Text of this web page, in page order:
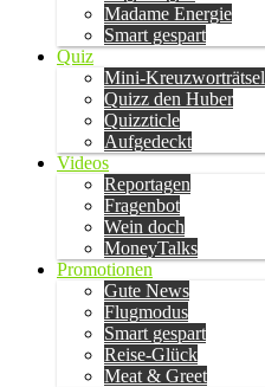
Madame Energie
Smart gespart
Quiz
Mini-Kreuzworträtsel
Quizz den Huber
Quizzticle
Aufgedeckt
Videos
Reportagen
Fragenbot
Wein doch
MoneyTalks
Promotionen
Gute News
Flugmodus
Smart gespart
Reise-Glück
Meat & Greet